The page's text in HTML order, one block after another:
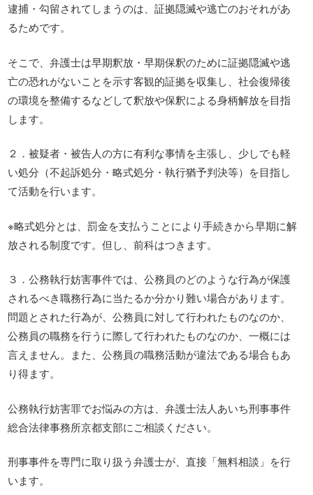
逮捕・勾留されてしまうのは、証拠隠滅や逃亡のおそれがあ
るためです。
そこで、弁護士は早期釈放・早期保釈のために証拠隠滅や逃
亡の恐れがないことを示す客観的証拠を収集し、社会復帰後
の環境を整備するなどして釈放や保釈による身柄解放を目指
します。
２．被疑者・被告人の方に有利な事情を主張し、少しでも軽
い処分（不起訴処分・略式処分・執行猶予判決等）を目指し
て活動を行います。
※略式処分とは、罰金を支払うことにより手続きから早期に解
放される制度です。但し、前科はつきます。
３．公務執行妨害事件では、公務員のどのような行為が保護
されるべき職務行為に当たるか分かり難い場合があります。
問題とされた行為が、公務員に対して行われたものなのか、
公務員の職務を行うに際して行われたものなのか、一概には
言えません。また、公務員の職務活動が違法である場合もあ
り得ます。
公務執行妨害罪でお悩みの方は、弁護士法人あいち刑事事件
総合法律事務所京都支部にご相談ください。
刑事事件を専門に取り扱う弁護士が、直接「無料相談」を行
います。